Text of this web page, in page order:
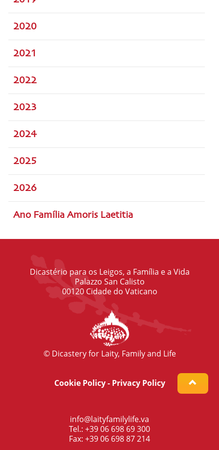
2020
2021
2022
2023
2024
2025
2026
Ano Família Amoris Laetitia
Dicastério para os Leigos, a Família e a Vida
Palazzo San Calisto
00120 Cidade do Vaticano
© Dicastery for Laity, Family and Life
Cookie Policy- Privacy Policy
info@laityfamilylife.va
Tel.: +39 06 698 69 300
Fax: +39 06 698 87 214